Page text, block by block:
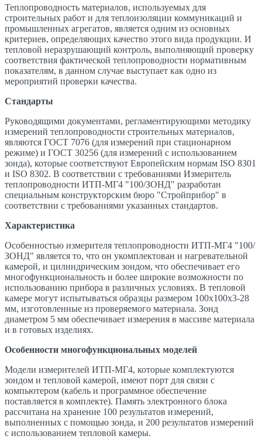
Теплопроводность материалов, используемых для
строительных работ и для теплоизоляции коммуникаций и
промышленных агрегатов, является одним из основных
критериев, определяющих качество этого вида продукции. И
тепловой неразрушающий контроль, выполняющий проверку
соответствия фактической теплопроводности нормативным
показателям, в данном случае выступает как одно из
мероприятий проверки качества.
Стандарты
Руководящими документами, регламентирующими методику
измерений теплопроводности строительных материалов,
являются ГОСТ 7076 (для измерений при стационарном
режиме) и ГОСТ 30256 (для измерений с использованием
зонда), которые соответствуют Европейским нормам ISO 8301
и ISO 8302. В соответствии с требованиями Измеритель
теплопроводности ИТП-МГ4 "100/ЗОНД" разработан
специальным конструкторским бюро "Стройприбор" в
соответствии с требованиями указанных стандартов.
Характеристика
Особенностью измерителя теплопроводности ИТП-МГ4 "100/
ЗОНД" является то, что он укомплектован и нагревательной
камерой, и цилиндрическим зондом, что обеспечивает его
многофункциональность и более широкие возможности по
использованию прибора в различных условиях. В тепловой
камере могут испытываться образцы размером 100х100х3-28
мм, изготовленные из проверяемого материала. Зонд
диаметром 5 мм обеспечивает измерения в массиве материала
и в готовых изделиях.
Особенности многофункциональных моделей
Модели измерителей ИТП-МГ4, которые комплектуются
зондом и тепловой камерой, имеют порт для связи с
компьютером (кабель и программное обеспечение
поставляется в комплекте). Память электронного блока
рассчитана на хранение 100 результатов измерений,
выполненных с помощью зонда, и 200 результатов измерений
с использованием тепловой камеры.